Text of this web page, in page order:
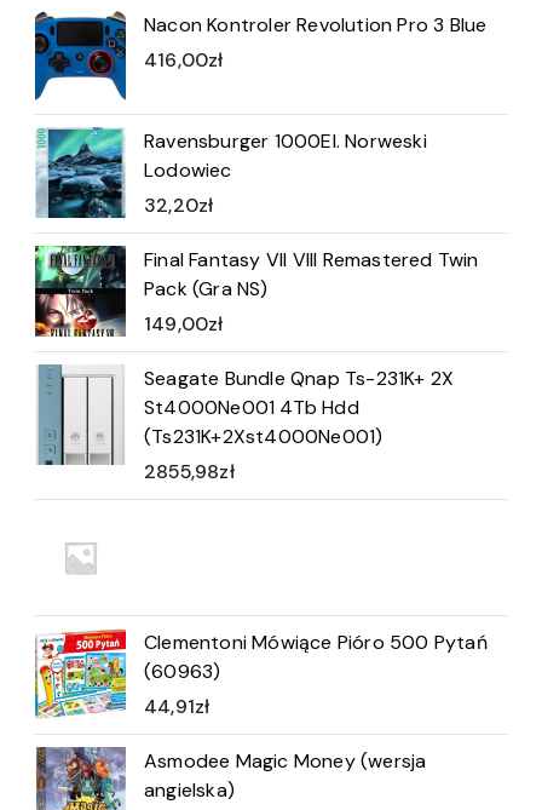
Nacon Kontroler Revolution Pro 3 Blue
416,00zł
Ravensburger 1000El. Norweski
Lodowiec
32,20zł
Final Fantasy VII VIII Remastered Twin
Pack (Gra NS)
149,00zł
Seagate Bundle Qnap Ts-231K+ 2X
St4000Ne001 4Tb Hdd
(Ts231K+2Xst4000Ne001)
2855,98zł
Clementoni Mówiące Pióro 500 Pytań
(60963)
44,91zł
Asmodee Magic Money (wersja
angielska)